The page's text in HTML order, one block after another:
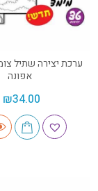
אפונה
₪34.00